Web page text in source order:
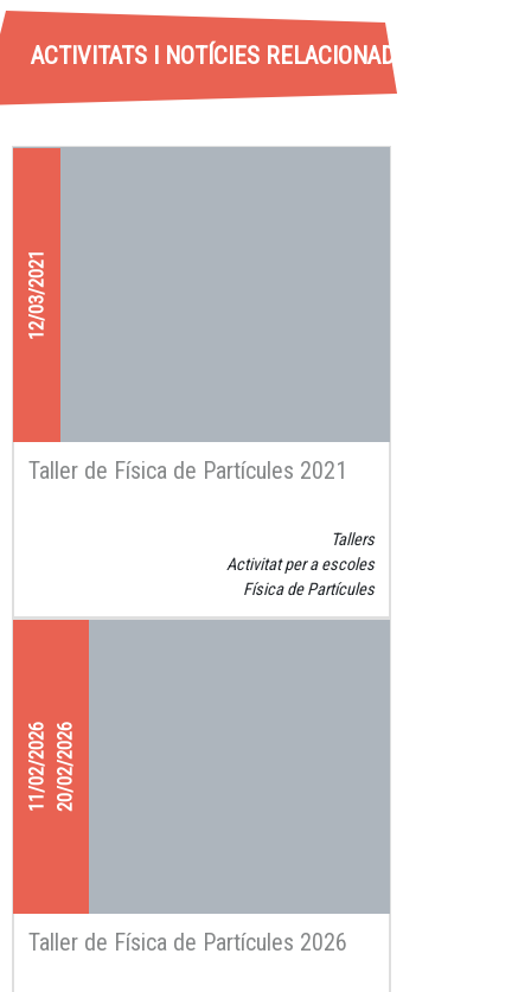
ACTIVITATS I NOTÍCIES RELACIONADES
12/03/2021
Taller de Física de Partícules 2021
Tallers
Activitat per a escoles
Física de Partícules
11/02/202620/02/2026
Taller de Física de Partícules 2026